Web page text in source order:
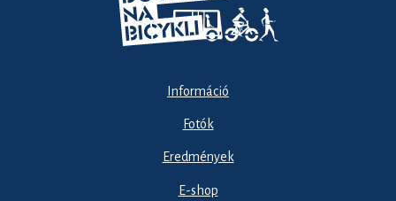
Információ
Fotók
Eredmények
E-shop